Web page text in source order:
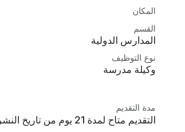
المكان
القسم
المدارس الدولية
نوع التوظيف
وكيلة مدرسة
مدة التقديم
التقديم متاح لمدة 21 يوم من تاريخ النشر